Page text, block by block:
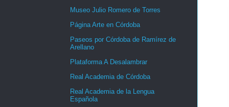
Museo Julio Romero de Torres
Página Arte en Córdoba
Paseos por Córdoba de Ramírez de
Arellano
Plataforma A Desalambrar
Real Academia de Córdoba
Real Academia de la Lengua
Española